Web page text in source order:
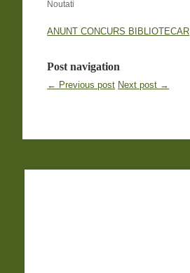
Noutati
ANUNT CONCURS BIBLIOTECAR
Post navigation
← Previous post Next post →